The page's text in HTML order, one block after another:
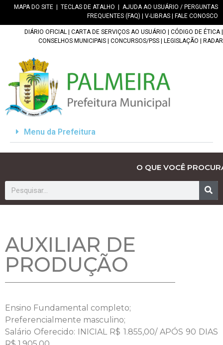
MAPA DO SITE TECLAS DE ATALHO
AJUDA AO USUÁRIO / PERGUNTAS
FREQUENTES (FAQ)
V-LIBRAS FALE CONOSCO
DIÁRIO OFICIAL CARTA DE SERVIÇOS AO USUÁRIO CÓDIGO DE ÉTICA|
CONSELHOS MUNICIPAIS
CONCURSOS/PSS LEGISLAÇÃO RADAR
Menu da Prefeitura
O QUE VOCÊ
AUXILIAR DE
PRODUÇÃO
Ensino Fundamental completo;
Preferencialmente masculino;
Salário Oferecido: INICIAL R$ 1.855,00/ APÓS 90 DIAS